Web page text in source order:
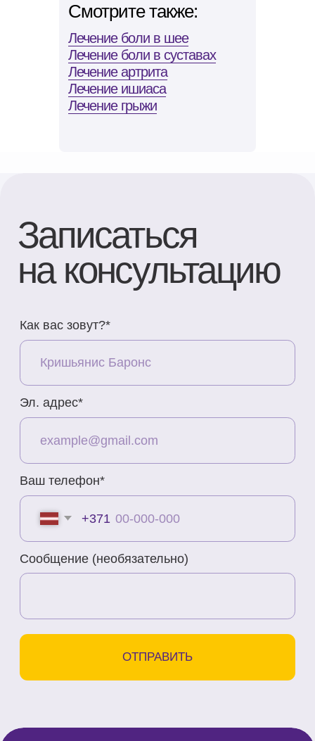
Смотрите также:
Лечение боли в шее
Лечение боли в суставах
Лечение артрита
Лечение ишиаса
Лечение грыжи